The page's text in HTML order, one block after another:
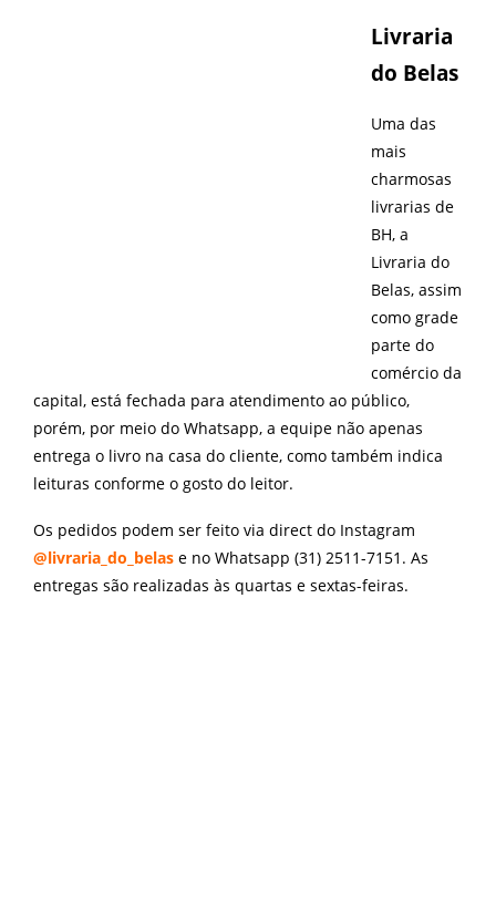
Livraria
do Belas
Uma das
mais
charmosas
livrarias de
BH, a
Livraria do
Belas, assim
como grade
parte do
comércio da
capital, está fechada para atendimento ao público,
porém, por meio do Whatsapp, a equipe não apenas
entrega o livro na casa do cliente, como também indica
leituras conforme o gosto do leitor.
Os pedidos podem ser feito via direct do Instagram
@livraria_do_belas e no Whatsapp (31) 2511-7151. As
entregas são realizadas às quartas e sextas-feiras.